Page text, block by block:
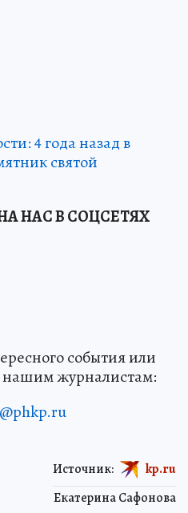
4 года назад в
святой
НАС В СОЦСЕТЯХ
события или
нашим журналистам:
Екатерина Сафонова
Источник: kp.ru